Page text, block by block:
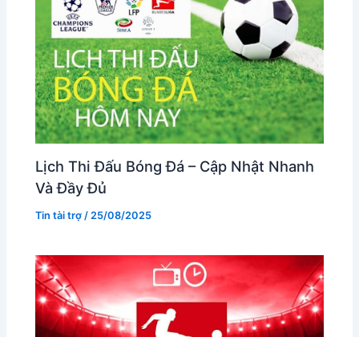
Lịch Thi Đấu Bóng Đá – Cập Nhật Nhanh
Và Đầy Đủ
Tin tài trợ / 25/08/2025